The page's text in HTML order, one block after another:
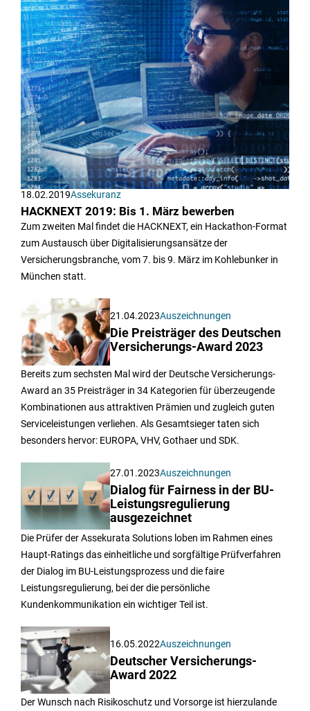
18.02.2019Assekuranz
HACKNEXT 2019: Bis 1. März bewerben
Zum zweiten Mal findet die HACKNEXT, ein Hackathon-Format
zum Austausch über Digitalisierungsansätze der
Versicherungsbranche, vom 7. bis 9. März im Kohlebunker in
München statt.
21.04.2023Auszeichnungen
Die Preisträger des Deutschen
Versicherungs-Award 2023
Bereits zum sechsten Mal wird der Deutsche Versicherungs-
Award an 35 Preisträger in 34 Kategorien für überzeugende
Kombinationen aus attraktiven Prämien und zugleich guten
Serviceleistungen verliehen. Als Gesamtsieger taten sich
besonders hervor: EUROPA, VHV, Gothaer und SDK.
27.01.2023Auszeichnungen
Dialog für Fairness in der BU-
Leistungsregulierung
ausgezeichnet
Die Prüfer der Assekurata Solutions loben im Rahmen eines
Haupt-Ratings das einheitliche und sorgfältige Prüfverfahren
der Dialog im BU-Leistungsprozess und die faire
Leistungsregulierung, bei der die persönliche
Kundenkommunikation ein wichtiger Teil ist.
16.05.2022Auszeichnungen
Deutscher Versicherungs-
Award 2022
Der Wunsch nach Risikoschutz und Vorsorge ist hierzulande